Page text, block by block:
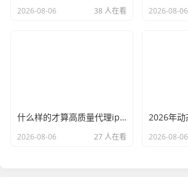
2026-08-06 38 人在看 2026-08-06
什么样的才算高质量代理ip？资深玩家总结了三个硬指标
2026-08-06 27 人在看 2026-08-06